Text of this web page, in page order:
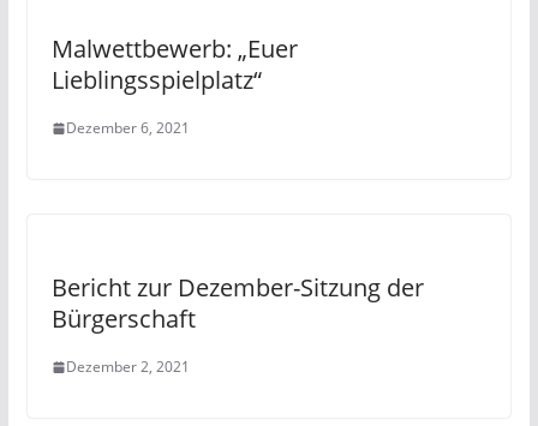
Malwettbewerb: „Euer
Lieblingsspielplatz“
Dezember 6, 2021
Bericht zur Dezember-Sitzung der
Bürgerschaft
Dezember 2, 2021